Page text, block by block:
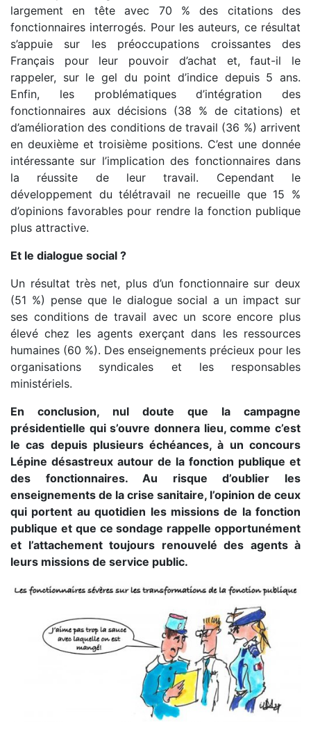
largement en tête avec 70 % des citations des
fonctionnaires interrogés. Pour les auteurs, ce résultat
s’appuie sur les préoccupations croissantes des
Français pour leur pouvoir d’achat et, faut-il le
rappeler, sur le gel du point d’indice depuis 5 ans.
Enfin, les problématiques d’intégration des
fonctionnaires aux décisions (38 % de citations) et
d’amélioration des conditions de travail (36 %) arrivent
en deuxième et troisième positions. C’est une donnée
intéressante sur l’implication des fonctionnaires dans
la réussite de leur travail. Cependant le
développement du télétravail ne recueille que 15 %
d’opinions favorables pour rendre la fonction publique
plus attractive.
Et le dialogue social ?
Un résultat très net, plus d’un fonctionnaire sur deux
(51 %) pense que le dialogue social a un impact sur
ses conditions de travail avec un score encore plus
élevé chez les agents exerçant dans les ressources
humaines (60 %). Des enseignements précieux pour les
organisations syndicales et les responsables
ministériels.
En conclusion, nul doute que la campagne
présidentielle qui s’ouvre donnera lieu, comme c’est
le cas depuis plusieurs échéances, à un concours
Lépine désastreux autour de la fonction publique et
des fonctionnaires. Au risque d’oublier les
enseignements de la crise sanitaire, l’opinion de ceux
qui portent au quotidien les missions de la fonction
publique et que ce sondage rappelle opportunément
et l’attachement toujours renouvelé des agents à
leurs missions de service public.